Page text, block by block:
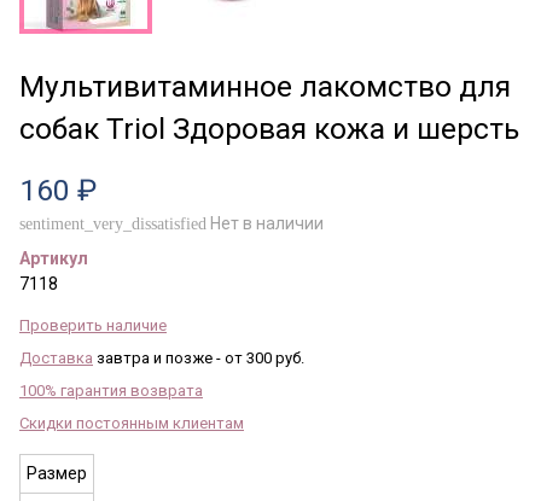
Мультивитаминное лакомство для
собак Triol Здоровая кожа и шерсть
160 ₽
sentiment_very_dissatisfied Нет в наличии
Артикул
7118
Проверить наличие
Доставка завтра и позже - от 300 руб.
100% гарантия возврата
Скидки постоянным клиентам
Размер